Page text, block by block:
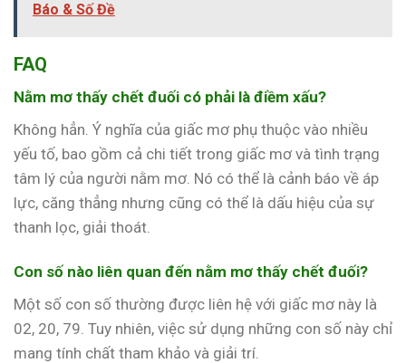
Báo & Số Đề
FAQ
Nằm mơ thấy chết đuối có phải là điềm xấu?
Không hẳn. Ý nghĩa của giấc mơ phụ thuộc vào nhiều
yếu tố, bao gồm cả chi tiết trong giấc mơ và tình trạng
tâm lý của người nằm mơ. Nó có thể là cảnh báo về áp
lực, căng thẳng nhưng cũng có thể là dấu hiệu của sự
thanh lọc, giải thoát.
Con số nào liên quan đến nằm mơ thấy chết đuối?
Một số con số thường được liên hệ với giấc mơ này là
02, 20, 79. Tuy nhiên, việc sử dụng những con số này chỉ
mang tính chất tham khảo và giải trí.